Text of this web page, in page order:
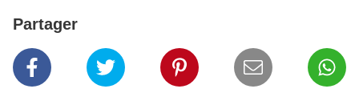
Partager